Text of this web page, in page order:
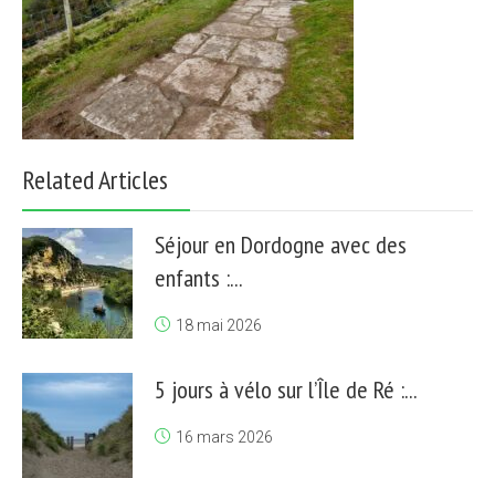
Related Articles
Séjour en Dordogne avec des
enfants :...
18 mai 2026
5 jours à vélo sur l’Île de Ré :...
16 mars 2026